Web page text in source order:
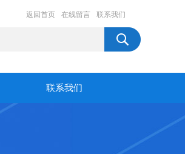
返回首页 在线留言 联系我们
联系我们